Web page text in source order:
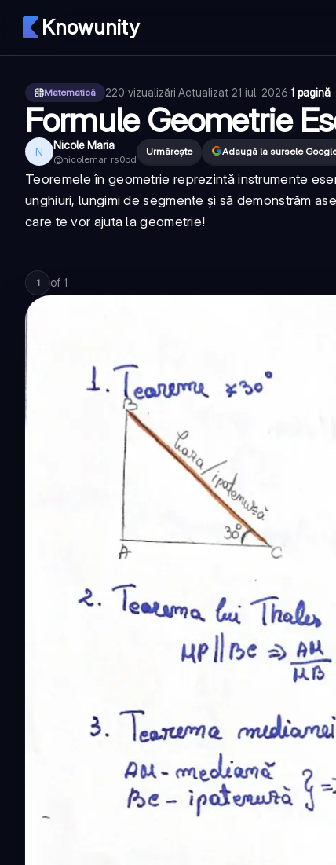
Knowunity
Matematică 220 vizualizări·Actualizat 21 iul. 2026·1 pagină
Formule Geometrie
N Nicole Maria
@nicolemar_rs0bd
Urmărește Adaugă la sursele
Teoremele în geometrie reprezintă instrumente
unghiuri, lungimi de segmente și să demonstrăm
care te vor ajuta la geometrie!
1 of 1